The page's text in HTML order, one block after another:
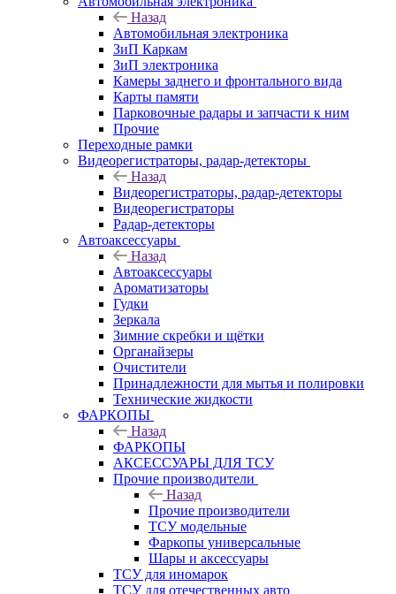
Назад
Автомобильная электроника
ЗиП Каркам
ЗиП электроника
Камеры заднего и фронтального вида
Карты памяти
Парковочные радары и запчасти к ним
Прочие
Переходные рамки
Видеорегистраторы, радар-детекторы
Назад
Видеорегистраторы, радар-детекторы
Видеорегистраторы
Радар-детекторы
Автоаксессуары
Назад
Автоаксессуары
Ароматизаторы
Гудки
Зеркала
Зимние скребки и щётки
Органайзеры
Очистители
Принадлежности для мытья и полировки
Технические жидкости
ФАРКОПЫ
Назад
ФАРКОПЫ
АКСЕССУАРЫ ДЛЯ ТСУ
Прочие производители
Назад
Прочие производители
ТСУ модельные
Фаркопы универсальные
Шары и аксессуары
ТСУ для иномарок
ТСУ для отечественных авто